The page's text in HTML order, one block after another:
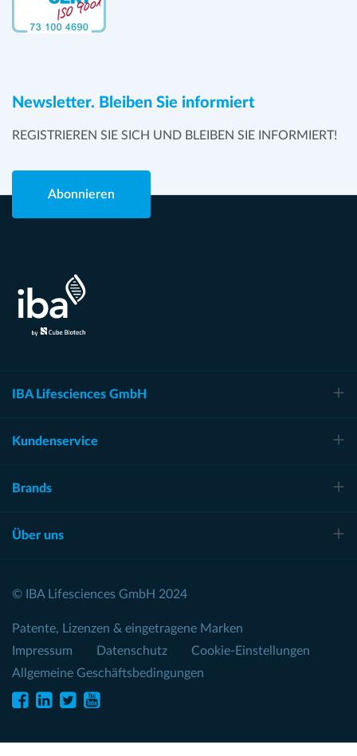
Newsletter. Bleiben Sie informiert
REGISTRIEREN SIE SICH UND BLEIBEN SIE INFORMIERT!
Abonnieren
IBA Lifesciences GmbH
Kundenservice
Brands
Über uns
© IBA Lifesciences GmbH 2024
Patente, Lizenzen & eingetragene Marken
Impressum
Datenschutz
Cookie-Einstellungen
Allgemeine Geschäftsbedingungen